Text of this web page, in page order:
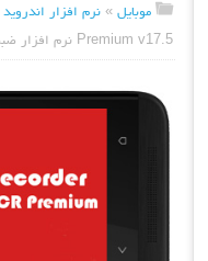
موبایل »نرم افزار اندروید
Premium v17.5 نرم افزار ضبط مکالمات تلفنی اندروید